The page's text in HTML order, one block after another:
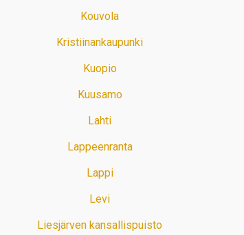
Kouvola
Kristiinankaupunki
Kuopio
Kuusamo
Lahti
Lappeenranta
Lappi
Levi
Liesjärven kansallispuisto